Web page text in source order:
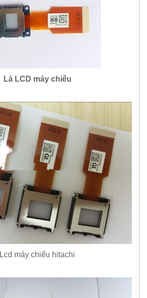
Lá LCD máy chiếu
Lcd máy chiếu hitachi